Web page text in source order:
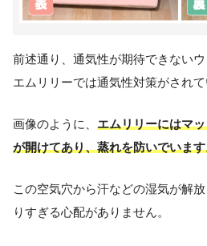
前述通り、通気性が期待できない
エムリリーでは通気性対策がされて
画像のように、
エムリリーにはマ
が開けてあり、蒸れを防いでいます
この空気穴から汗などの湿気が解
りすぎる心配がありません。